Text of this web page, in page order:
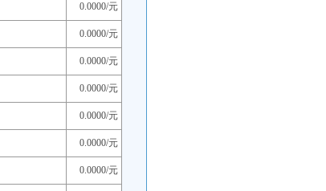
0.0000/元
0.0000/元
0.0000/元
0.0000/元
0.0000/元
0.0000/元
0.0000/元